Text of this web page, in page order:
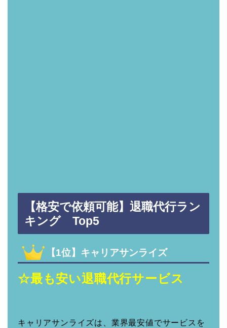
【格安で依頼可能】退職代行ラン
キング Top5
【1位】キャリアサンライズ
☆最も安い退職代行サービス
キャリアサンライズは、業界最安値でサービスを